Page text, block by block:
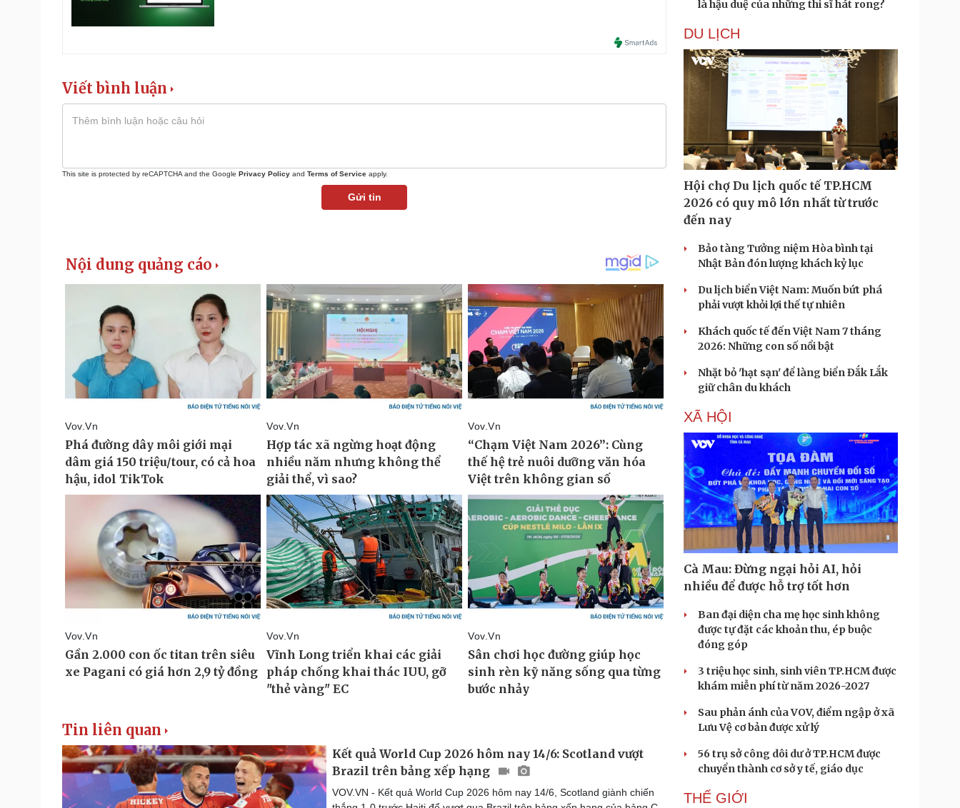
Viết bình luận
This site is protected by reCAPTCHA and the Google Privacy Policy and Terms of Service apply.
Gửi tin
Tin liên quan
Kết quả World Cup 2026 hôm nay 14/6: Scotland vượt
Brazil trên bảng xếp hạng
VOV.VN - Kết quả World Cup 2026 hôm nay 14/6, Scotland giành chiến
là hậu duệ của những thi sĩ hát rong?
DU LỊCH
Hội chợ Du lịch quốc tế TP.HCM
2026 có quy mô lớn nhất từ trước
đến nay
Bảo tàng Tưởng niệm Hòa bình tại
Nhật Bản đón lượng khách kỷ lục
Du lịch biển Việt Nam: Muốn bứt phá
phải vượt khỏi lợi thế tự nhiên
Khách quốc tế đến Việt Nam 7 tháng
2026: Những con số nổi bật
Nhặt bỏ 'hạt sạn' để làng biển Đắk Lắk
giữ chân du khách
XÃ HỘI
Cà Mau: Đừng ngại hỏi AI, hỏi
nhiều để được hỗ trợ tốt hơn
Ban đại diện cha mẹ học sinh không
được tự đặt các khoản thu, ép buộc
đóng góp
3 triệu học sinh, sinh viên TP.HCM được
khám miễn phí từ năm 2026-2027
Sau phản ánh của VOV, điểm ngập ở xã
Lưu Vệ cơ bản được xử lý
56 trụ sở công dôi dư ở TP.HCM được
chuyển thành cơ sở y tế, giáo dục
THẾ GIỚI